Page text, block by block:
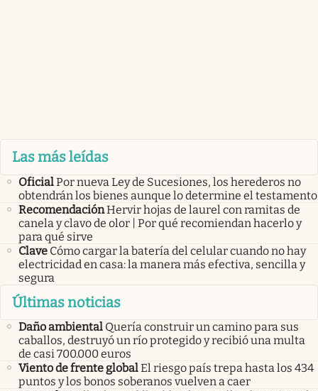
Las más leídas
OficialPor nueva Ley de Sucesiones, los herederos no
obtendrán los bienes aunque lo determine el testamento
RecomendaciónHervir hojas de laurel con ramitas de
canela y clavo de olor | Por qué recomiendan hacerlo y
para qué sirve
Clave Cómo cargar la batería del celular cuando no hay
electricidad en casa: la manera más efectiva, sencilla y
segura
Últimas noticias
Daño ambiental Quería construir un camino para sus
caballos, destruyó un río protegido y recibió una multa
de casi 700.000 euros
Viento de frente globalEl riesgo país trepa hasta los 434
puntos y los bonos soberanos vuelven a caer